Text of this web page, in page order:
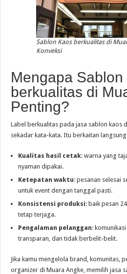
Sablon Kaos berkualitas di
Konveksi
Mengapa Sablon
berkualitas di
Penting?
Label berkualitas pada jasa sablon kaos
sekadar kata-kata. Itu berkaitan
Kualitas hasil cetak: warna yang
nyaman dipakai.
Ketepatan waktu: pesanan selesai
untuk event dengan tanggal pasti.
Konsistensi produksi: baik pesan
tetap terjaga.
Pengalaman pelanggan:
transparan, dan tidak berbelit-belit.
Jika kamu mengelola brand, komunitas,
organizer di Muara Angke, memilih jasa